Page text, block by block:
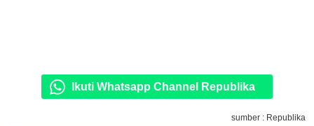
Ikuti Whatsapp Channel Republika
sumber : Republika